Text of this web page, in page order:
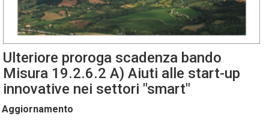
Ulteriore proroga scadenza bando
Misura 19.2.6.2 A) Aiuti alle start-up
innovative nei settori "smart"
Aggiornamento